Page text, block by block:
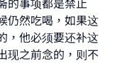
仍然吃喝，如果这
，他必须要还补这
现之前念的，则不
today
mission.